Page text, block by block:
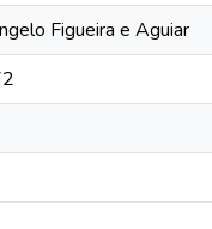
Figueira e Aguiar